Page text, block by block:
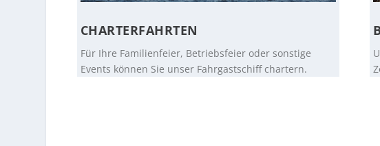
CHARTERFAHRTEN
Für Ihre Familienfeier, Betriebsfeier oder sonstige
Events können Sie unser Fahrgastschiff chartern.